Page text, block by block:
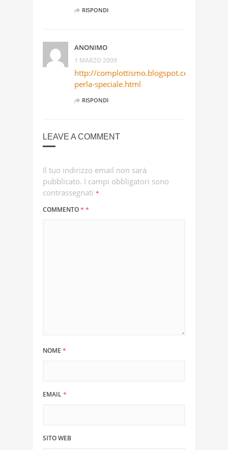
RISPONDI
ANONIMO
1 MARZO 2009
http://complottismo.blogspot.com/2009/
perla-speciale.html
RISPONDI
LEAVE A COMMENT
Il tuo indirizzo email non sarà
pubblicato. I campi obbligatori sono
contrassegnati *
COMMENTO* *
NOME *
EMAIL*
SITO WEB